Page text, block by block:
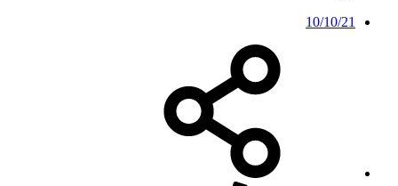
10/10/21